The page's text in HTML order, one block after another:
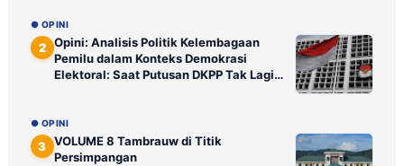
● OPINI
2 Opini: Analisis Politik Kelembagaan
Pemilu dalam Konteks Demokrasi
Elektoral: Saat Putusan DKPP Tak Lagi
● OPINI
3 VOLUME 8 Tambrauw di Titik
Persimpangan